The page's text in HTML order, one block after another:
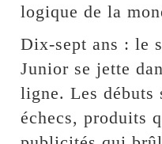
logique de la
Dix-sept ans : le
Junior se jette
ligne. Les débuts
échecs, produits